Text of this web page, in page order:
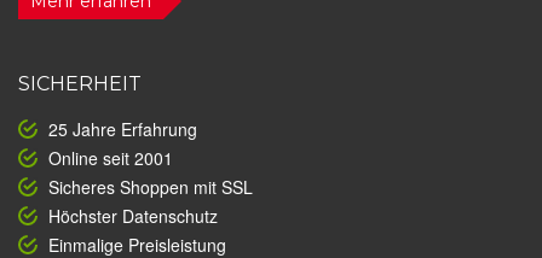
SICHERHEIT
25 Jahre Erfahrung
Online seit 2001
Sicheres Shoppen mit SSL
Höchster Datenschutz
Einmalige Preisleistung